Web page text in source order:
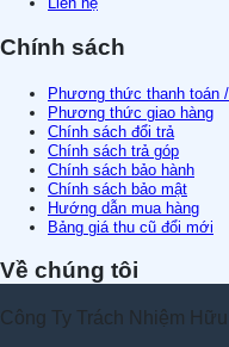
Chính sách
Phương thức thanh toán
Phương thức giao hàng
Chính sách đổi trả
Chính sách trả góp
Chính sách bảo hành
Chính sách bảo mật
Hướng dẫn mua hàng
Bảng giá thu cũ đổi mới
Về chúng tôi
Công Ty Trách Nhiệm